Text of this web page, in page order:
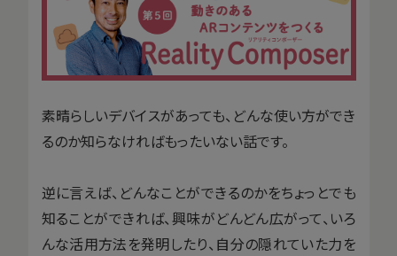
素晴らしいデバイスがあっても、どんな使い方ができ
るのか知らなければもったいない話です。
逆に言えば、どんなことができるのかをちょっとでも
知ることができれば、興味がどんどん広がって、いろ
んな活用方法を発明したり、自分の隠れていた力を